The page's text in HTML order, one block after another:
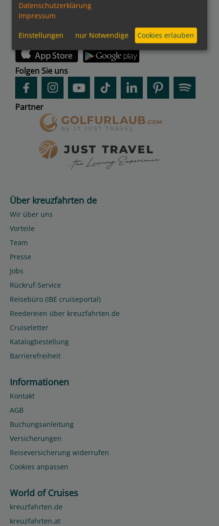
kreuzfahrten.de APP
Folgen Sie uns
Partner
Über kreuzfahrten de
Wir über uns
Vorteile
Team
Presse
Jobs
Rückruf-Service
Reisebüro (IBE cruiseportal)
Reedereien über kreuzfahrten.de
Cruiseletter
Katalogbestellung
Barrierefreiheit
Informationen
Kontakt
AGB
Buchungsanleitung
Versicherungen
Reiseversicherung widerrufen
Cookies anpassen
World of Cruises
kreuzfahrten.de
kreuzfahrten.at
Datenschutzerklärung
Impressum
Einstellungen nur Notwendige Cookies erlauben